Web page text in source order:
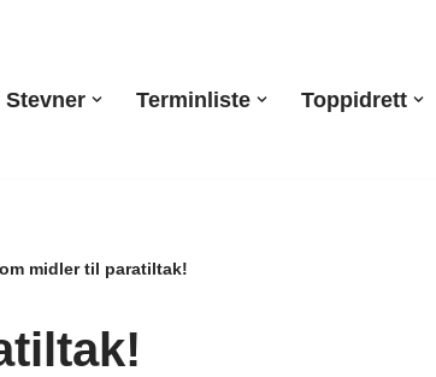
Stevner Terminliste Toppidrett
midler til paratiltak!